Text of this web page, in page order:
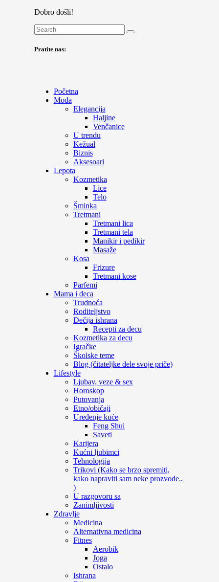
Dobro došli!
Pratite nas:
Početna
Moda
Elegancija
Haljine
Venčanice
U trendu
Kežual
Biznis
Aksesoari
Lepota
Kozmetika
Lice
Telo
Šminka
Tretmani
Tretmani lica
Tretmani tela
Manikir i pedikir
Masaže
Kosa
Frizure
Tretmani kose
Parfemi
Mama i deca
Trudnoća
Roditeljstvo
Dečija ishrana
Recepti za decu
Kozmetika za decu
Igračke
Školske teme
Blog (čitateljke dele svoje priče)
Lifestyle
Ljubav, veze & sex
Horoskop
Putovanja
Etno/običaji
Uređenje kuće
Feng Shui
Saveti
Karijera
Kućni ljubimci
Tehnologija
Trikovi (Kako se brzo spremiti,
kako napraviti sam neke prozvode..
)
U razgovoru sa
Zanimljivosti
Zdravlje
Medicina
Alternativna medicina
Fitnes
Aerobik
Joga
Ostalo
Ishrana